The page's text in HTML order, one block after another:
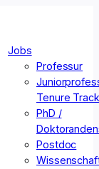
Jobs
Professur
Tenure Track
PhD /
Postdoc